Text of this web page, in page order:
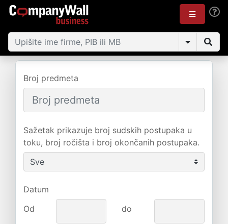
Broj predmeta
Sažetak prikazuje broj sudskih postupaka u
toku, broj ročišta i broj okončanih postupaka.
Datum
Od
do